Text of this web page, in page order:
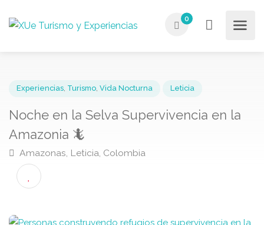
0
Noche en la Selva Supervivencia en la
Amazonia 🦎
Amazonas, Leticia, Colombia